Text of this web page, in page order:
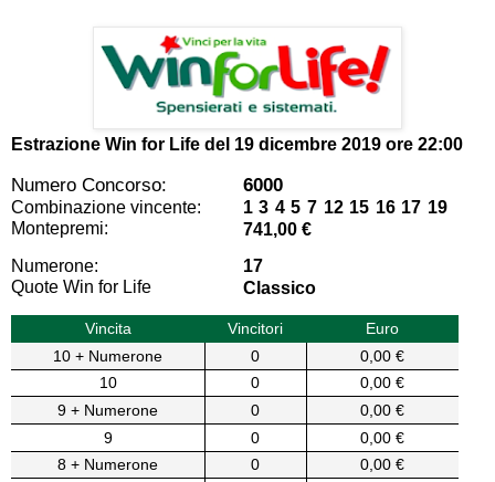
Estrazione Win for Life del 19 dicembre 2019 ore 22:00
Numero Concorso: 6000
Combinazione vincente:
1 3 4 5 7 12 15 16 17 19
Montepremi:
741,00 €
Numerone:
17
Quote Win for Life
Classico
Vincita Vincitori
Euro
10 + Numerone
0
0,00 €
10
0
0,00 €
9 + Numerone
0
0,00 €
9
0
0,00 €
8 + Numerone
0
0,00 €